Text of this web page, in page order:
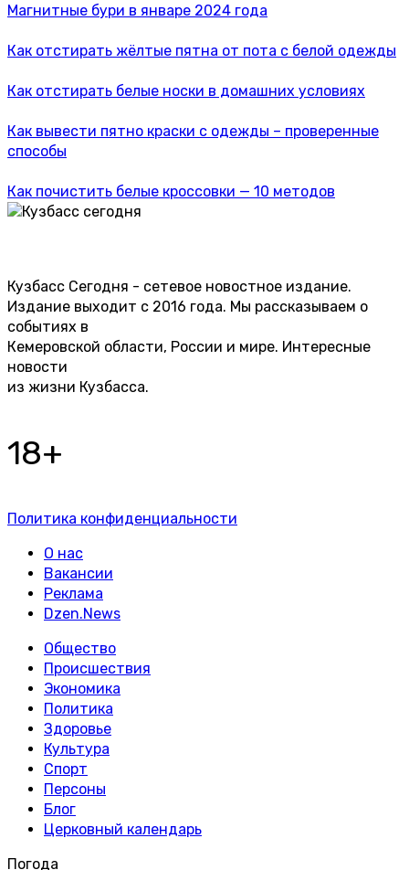
Магнитные бури в январе 2024 года
Как отстирать жёлтые пятна от пота с белой одежды
Как отстирать белые носки в домашних условиях
Как вывести пятно краски с одежды – проверенные
способы
Как почистить белые кроссовки — 10 методов
Кузбасс Сегодня - сетевое новостное издание.
Издание выходит с 2016 года. Мы рассказываем о
событиях в
Кемеровской области, России и мире. Интересные
новости
из жизни Кузбасса.
18+
Политика конфиденциальности
О нас
Вакансии
Реклама
Dzen.News
Общество
Происшествия
Экономика
Политика
Здоровье
Культура
Спорт
Персоны
Блог
Церковный календарь
Погода